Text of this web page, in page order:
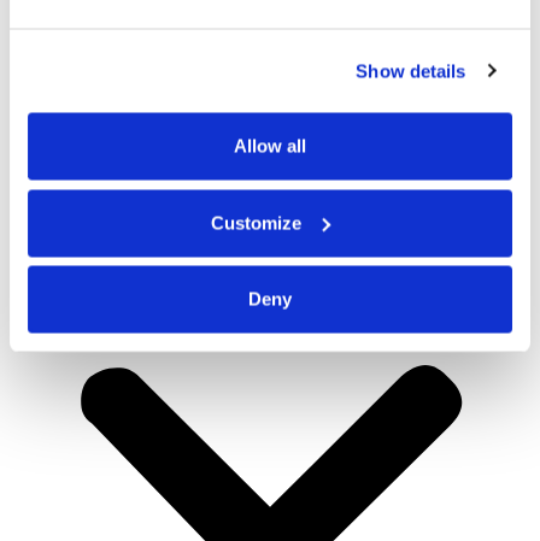
Show details
Allow all
Customize
Deny